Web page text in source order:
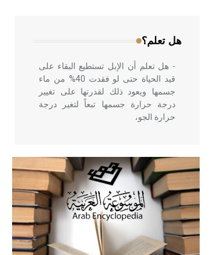
هل تعلم؟
- هل تعلم أن الإبل تستطيع البقاء على
قيد الحياة حتى لو فقدت 40% من ماء
جسمها ويعود ذلك لقدرتها على تغيير
درجة حرارة جسمها تبعاً لتغير درجة
حرارة الجو،
- هل تعلم أن أبقراط كتب في الطب
أربعة مؤلفات هي: الحكم، الأدلة، تنظيم
التغذية، ورسالته في جروح الرأس.
ويعود له الفضل بأنه حرر الطب من
الدين والفلسفة.
- هل تعلم أن المرجان إفراز حيواني